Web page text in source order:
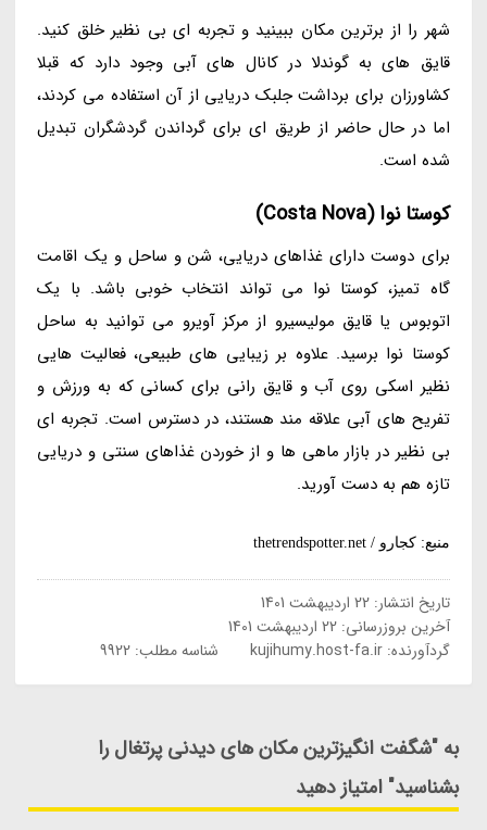
شهر را از برترین مکان ببینید و تجربه ای بی نظیر خلق کنید.
قایق های به گوندلا در کانال های آبی وجود دارد که قبلا
کشاورزان برای برداشت جلبک دریایی از آن استفاده می کردند،
اما در حال حاضر از طریق ای برای گرداندن گردشگران تبدیل
شده است.
کوستا نوا (Costa Nova)
برای دوست دارای غذاهای دریایی، شن و ساحل و یک اقامت
گاه تمیز، کوستا نوا می تواند انتخاب خوبی باشد. با یک
اتوبوس یا قایق مولیسیرو از مرکز آویرو می توانید به ساحل
کوستا نوا برسید. علاوه بر زیبایی های طبیعی، فعالیت هایی
نظیر اسکی روی آب و قایق رانی برای کسانی که به ورزش و
تفریح های آبی علاقه مند هستند، در دسترس است. تجربه ای
بی نظیر در بازار ماهی ها و از خوردن غذاهای سنتی و دریایی
تازه هم به دست آورید.
منبع: کجارو / thetrendspotter.net
تاریخ انتشار:22 اردیبهشت 1401
آخرین بروزرسانی:22 اردیبهشت 1401
گردآورنده:kujihumy.host-fa.ir شناسه مطلب: 9922
به "شگفت انگیزترین مکان های دیدنی پرتغال را
بشناسید" امتیاز دهید